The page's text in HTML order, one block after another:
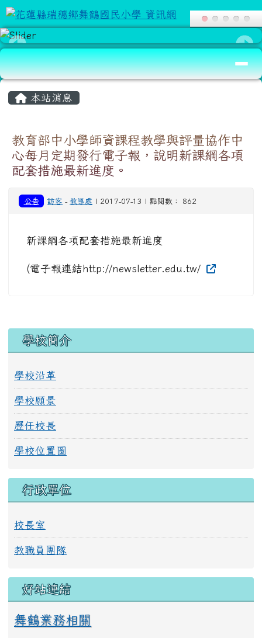
跳至主內容區
花蓮縣瑞穗鄉舞鶴國民小學 資訊網
導覽列
本站消息
教育部中小學師資課程教學與評量協作中
心每月定期發行電子報，說明新課綱各項
配套措施最新進度。
公告 訪客 -教導處 | 2017-07-13 | 點閱數： 862
新課綱各項配套措施最新進度
(電子報連結http://newsletter.edu.tw/
左邊區域內容
學校簡介
學校沿革
學校願景
歷任校長
學校位置圖
行政單位
校長室
教職員團隊
好站連結
舞鶴業務相關
頁尾區域